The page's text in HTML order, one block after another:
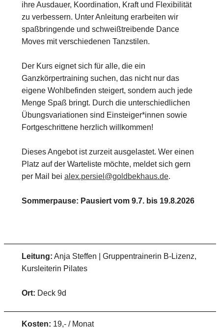
ihre Ausdauer, Koordination, Kraft und Flexibilität
zu verbessern. Unter Anleitung erarbeiten wir
spaßbringende und schweißtreibende Dance
Moves mit verschiedenen Tanzstilen.
Der Kurs eignet sich für alle, die ein
Ganzkörpertraining suchen, das nicht nur das
eigene Wohlbefinden steigert, sondern auch jede
Menge Spaß bringt. Durch die unterschiedlichen
Übungsvariationen sind Einsteiger*innen sowie
Fortgeschrittene herzlich willkommen!
Dieses Angebot ist zurzeit ausgelastet. Wer einen
Platz auf der Warteliste möchte, meldet sich gern
per Mail bei alex.persiel@goldbekhaus.de.
Sommerpause: Pausiert vom 9.7. bis 19.8.2026
Leitung: Anja Steffen | Gruppentrainerin B-Lizenz,
Kursleiterin Pilates
Ort: Deck 9d
Kosten: 19,- / Monat